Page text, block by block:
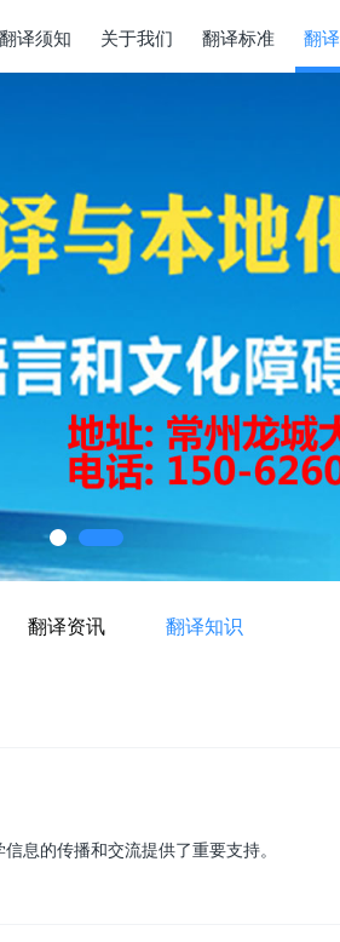
翻译须知 关于我们 翻译标准 翻
翻译资讯 翻译知识
息的传播和交流提供了重要支持。